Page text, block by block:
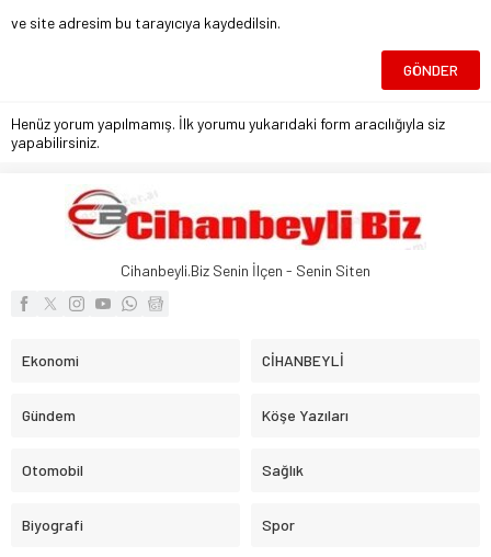
ve site adresim bu tarayıcıya kaydedilsin.
Henüz yorum yapılmamış. İlk yorumu yukarıdaki form aracılığıyla siz
yapabilirsiniz.
Cihanbeyli.Biz Senin İlçen - Senin Siten
Ekonomi CİHANBEYLİ
Gündem Köşe Yazıları
Otomobil Sağlık
Biyografi Spor